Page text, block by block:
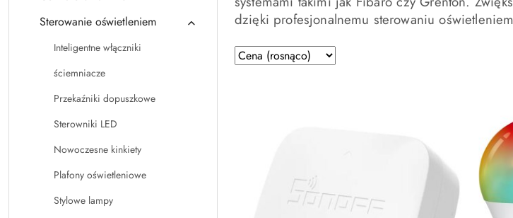
Sterowanie oświetleniem
Inteligentne włączniki
ściemniacze
Przekaźniki dopuszkowe
Sterowniki LED
Nowoczesne kinkiety
Plafony oświetleniowe
Stylowe lampy
dzięki profesjonalnemu sterowaniu
Zastosowano sortowanie: Cena (rosnąco).
Sortuj
według